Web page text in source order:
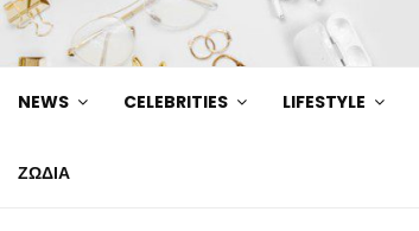
NEWS CELEBRITIES LIFESTYLE
ΖΩΔΙΑ